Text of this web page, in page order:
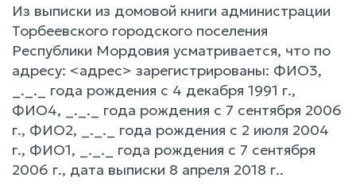
Из выписки из домовой книги администрации
Торбеевского городского поселения
Республики Мордовия усматривается, что по
адресу: <адрес> зарегистрированы: ФИО3,
_._._ года рождения с 4 декабря 1991 г.,
ФИО4, _._._ года рождения с 7 сентября 2006
г., ФИО2, _._._ года рождения с 2 июля 2004
г., ФИО1, _._._ года рождения с 7 сентября
2006 г., дата выписки 8 апреля 2018 г..